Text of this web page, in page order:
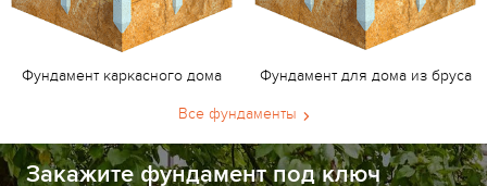
Фундамент каркасного дома Фундамент для дома из бруса
Все фундаменты
Закажите фундамент под ключ